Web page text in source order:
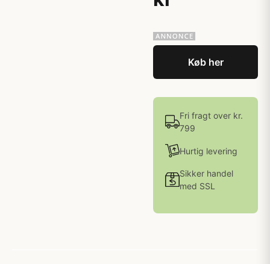
Køb her
Fri fragt over kr.
799
Hurtig levering
Sikker handel
med SSL